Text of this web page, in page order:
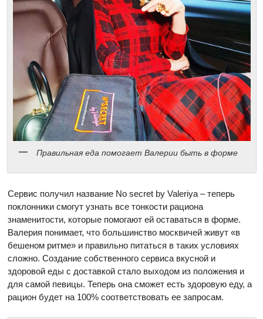
Правильная еда помогает Валерии быть в форме
Сервис получил название No secret by Valeriya – теперь
поклонники смогут узнать все тонкости рациона
знаменитости, которые помогают ей оставаться в форме.
Валерия понимает, что большинство москвичей живут «в
бешеном ритме» и правильно питаться в таких условиях
сложно. Создание собственного сервиса вкусной и
здоровой еды с доставкой стало выходом из положения и
для самой певицы. Теперь она сможет есть здоровую еду, а
рацион будет на 100% соответствовать ее запросам.